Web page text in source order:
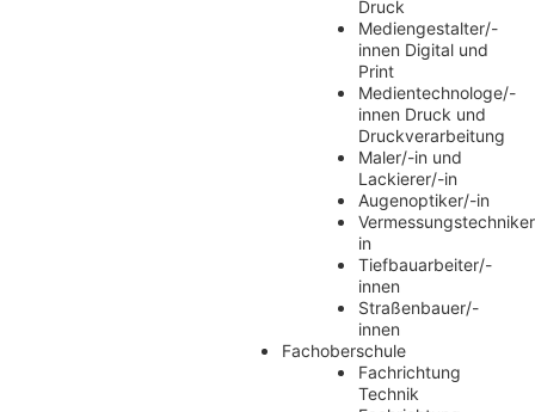
Druck
Mediengestalter/-
innen Digital und
Print
Medientechnologe/-
innen Druck und
Druckverarbeitung
Maler/-in und
Lackierer/-in
Augenoptiker/-in
in
Tiefbauarbeiter/-
innen
Straßenbauer/-
innen
Fachoberschule
Fachrichtung
Technik